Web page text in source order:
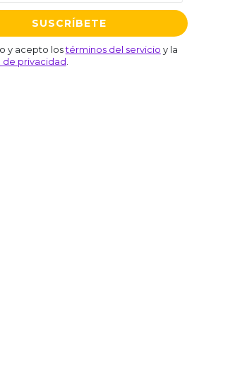
y acepto lostérminos del servicio y la
de privacidad